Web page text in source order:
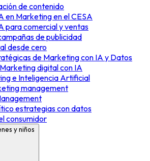
de contenido
en Marketing en el CESA
para comercial y ventas
de publicidad
desde cero
de Marketing con IA y Datos
digital con IA
e Inteligencia Artificial
management
estrategias con datos
consumidor
y niños